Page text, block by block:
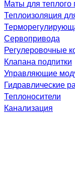
Маты для теплого
Теплоизоляция
Сервопривода
Регулеровочные
Клапана подпитки
Управляющие
Гидравлические
Теплоносители
Канализация